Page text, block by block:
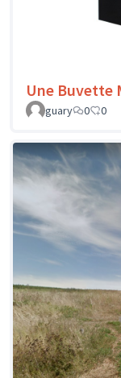
Une Buvette
guary
0 0